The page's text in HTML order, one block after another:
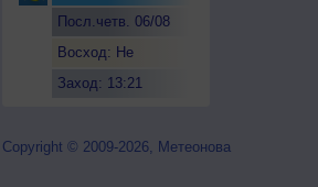
Посл.четв. 06/08
Восход: Не
Заход: 13:21
Copyright © 2009-2026, Метеонова